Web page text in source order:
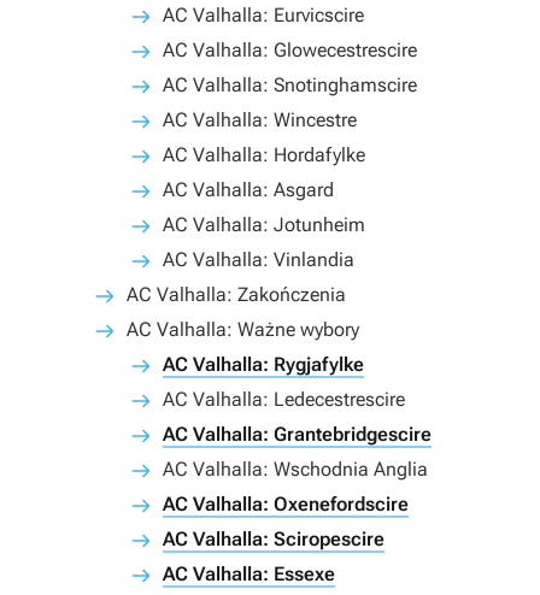
AC Valhalla: Eurvicscire
AC Valhalla: Glowecestrescire
AC Valhalla: Snotinghamscire
AC Valhalla: Wincestre
AC Valhalla: Hordafylke
AC Valhalla: Asgard
AC Valhalla: Jotunheim
AC Valhalla: Vinlandia
AC Valhalla: Zakończenia
AC Valhalla: Ważne wybory
AC Valhalla: Rygjafylke
AC Valhalla: Ledecestrescire
AC Valhalla: Grantebridgescire
AC Valhalla: Wschodnia Anglia
AC Valhalla: Oxenefordscire
AC Valhalla: Sciropescire
AC Valhalla: Essexe